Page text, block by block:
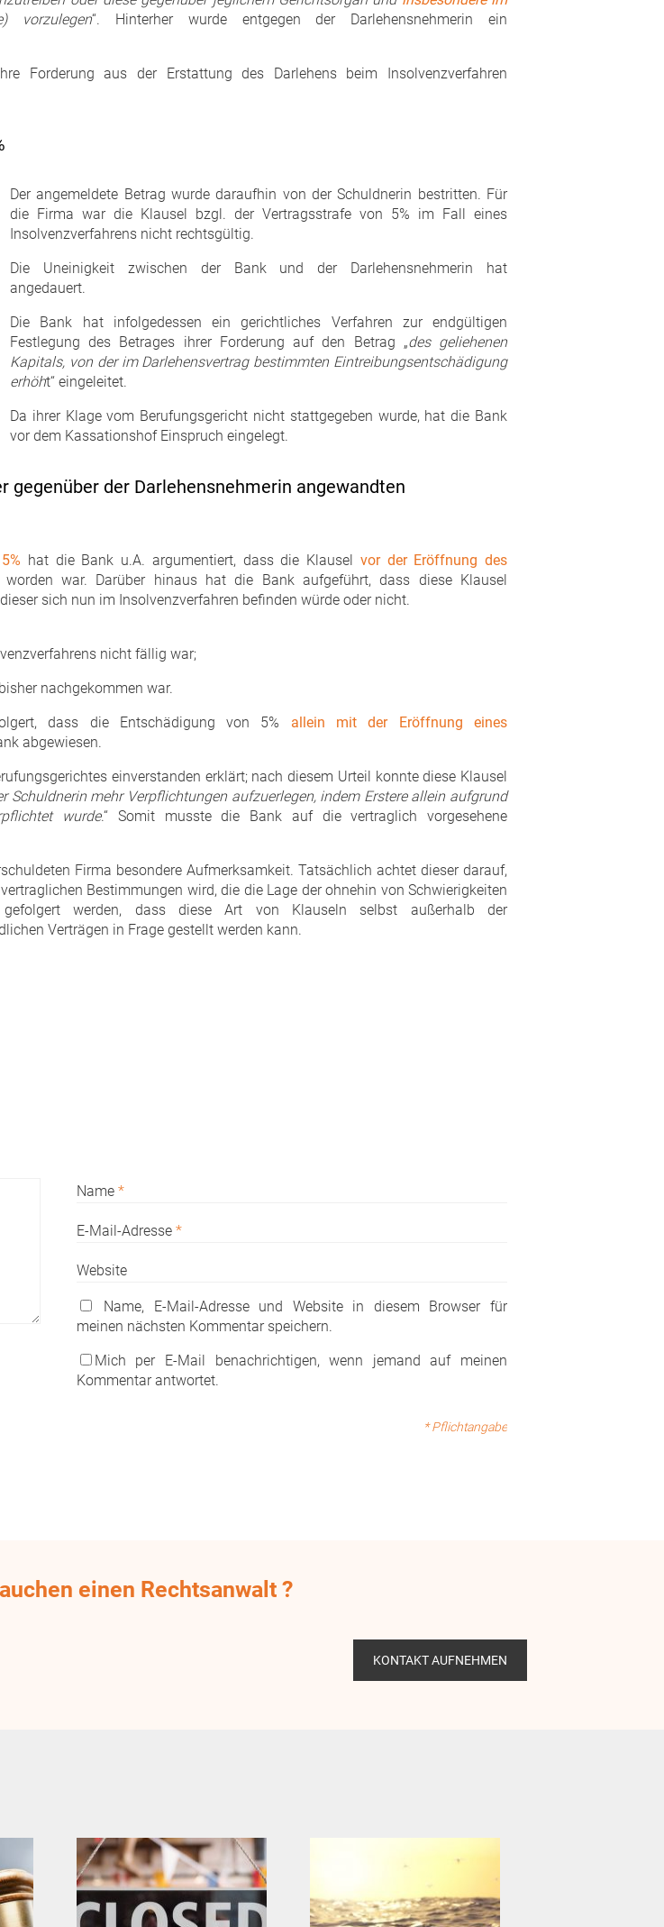
) vorzulegen“. Hinterher wurde entgegen der Darlehensnehmerin ein
Forderung aus der Erstattung des Darlehens beim Insolvenzverfahren
Der angemeldete Betrag wurde daraufhin von der Schuldnerin bestritten. Für
die Firma war die Klausel bzgl. der Vertragsstrafe von 5% im Fall eines
Insolvenzverfahrens nicht rechtsgültig.
Die Uneinigkeit zwischen der Bank und der Darlehensnehmerin hat
angedauert.
Die Bank hat infolgedessen ein gerichtliches Verfahren zur endgültigen
Festlegung des Betrages ihrer Forderung auf den Betrag „des geliehenen
Kapitals, von der im Darlehensvertrag bestimmten Eintreibungsentschädigung
erhöht“ eingeleitet.
Da ihrer Klage vom Berufungsgericht nicht stattgegeben wurde, hat die Bank
vor dem Kassationshof Einspruch eingelegt.
der Darlehensnehmerin angewandten
hat die Bank u.A. argumentiert, dass die Klausel vor der Eröffnung des
worden war. Darüber hinaus hat die Bank aufgeführt, dass diese Klausel
sich nun im Insolvenzverfahren befinden würde oder nicht.
nicht fällig war;
nachgekommen war.
dass die Entschädigung von 5% allein mit der Eröffnung eines
abgewiesen.
einverstanden erklärt; nach diesem Urteil konnte diese Klausel
Schuldnerin mehr Verpflichtungen aufzuerlegen, indem Erstere allein aufgrund
wurde.“ Somit musste die Bank auf die vertraglich vorgesehene
Firma besondere Aufmerksamkeit. Tatsächlich achtet dieser darauf,
Bestimmungen wird, die die Lage der ohnehin von Schwierigkeiten
werden, dass diese Art von Klauseln selbst außerhalb der
Verträgen in Frage gestellt werden kann.
Name *
E-Mail-Adresse *
Website
Name, E-Mail-Adresse und Website in diesem Browser für
meinen nächsten Kommentar speichern.
Mich per E-Mail benachrichtigen, wenn jemand auf meinen
Kommentar antwortet.
* Pflichtangabe
einen Rechtsanwalt ?
KONTAKT AUFNEHMEN